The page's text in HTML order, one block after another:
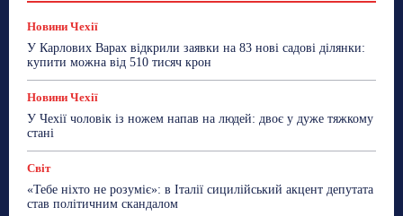
Новини Чехії
Робота
Сад та город Світ
ТехноМанія
Топ-новини Фоторепортаж
Новини Чехії
У Карлових Варах відкрили заявки на 83 нові садові ділянки:
купити можна від 510 тисяч крон
Новини Чехії
У Чехії чоловік із ножем напав на людей: двоє у дуже тяжкому
стані
Світ
«Тебе ніхто не розуміє»: в Італії сицилійський акцент депутата
став політичним скандалом